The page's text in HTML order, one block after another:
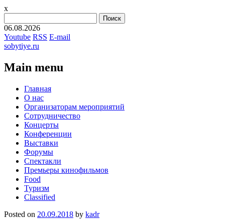
x
06.08.2026
Youtube RSS E-mail
sobytiye.ru
Main menu
Skip
content
Главная
О нас
Организаторам мероприятий
Сотрудничество
Концерты
Конференции
Выставки
Форумы
Спектакли
Премьеры кинофильмов
Food
Туризм
Сlassified
Posted on 20.09.2018 by kadr